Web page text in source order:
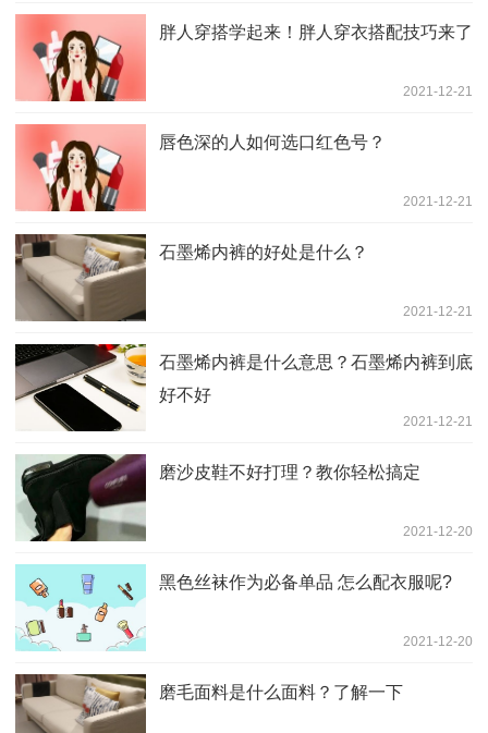
胖人穿搭学起来！胖人穿衣搭配技巧来了
2021-12-21
唇色深的人如何选口红色号？
2021-12-21
石墨烯内裤的好处是什么？
2021-12-21
石墨烯内裤是什么意思？石墨烯内裤到底
好不好
2021-12-21
磨沙皮鞋不好打理？教你轻松搞定
2021-12-20
黑色丝袜作为必备单品 怎么配衣服呢?
2021-12-20
磨毛面料是什么面料？了解一下